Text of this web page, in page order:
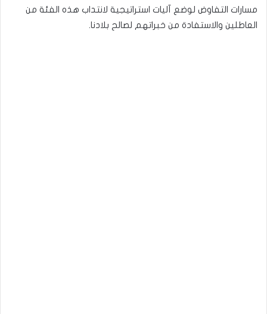
مسارات التفاوض لوضع آليات استراتيجية لانتداب هذه الفئة من
العاطلين والاستفادة من خبراتهم لصالح بلادنا.